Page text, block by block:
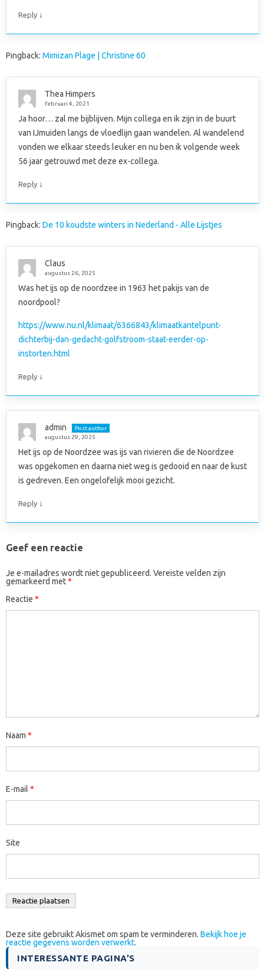
Reply ↓
Pingback: Mimizan Plage | Christine 60
Thea Himpers
februari 4, 2021
Ja hoor… zal me bijblijven. Mijn collega en ik zijn in de buurt
van IJmuiden langs de vloedlijn gaan wandelen. Al wandelend
vonden we elkaar steeds leuker en nu ben ik volgende week
56 jaar getrouwd met deze ex-collega.
Reply ↓
Pingback: De 10 koudste winters in Nederland - Alle Lijstjes
Claus
augustus 26, 2025
Was het ijs op de noordzee in 1963 het pakijs van de
noordpool?
https://www.nu.nl/klimaat/6366843/klimaatkantelpunt-
dichterbij-dan-gedacht-golfstroom-staat-eerder-op-
instorten.html
Reply ↓
admin
Post author
augustus 29, 2025
Het ijs op de Noordzee was ijs van rivieren die de Noordzee
was opgekomen en daarna niet weg is gedooid en naar de kust
is gedreven. Een ongelofelijk mooi gezicht.
Reply ↓
Geef een reactie
Je e-mailadres wordt niet gepubliceerd. Vereiste velden zijn
gemarkeerd met*
Reactie *
Naam *
E-mail *
Site
Deze site gebruikt Akismet om spam te verminderen. Bekijk hoe je
reactie gegevens worden verwerkt.
INTERESSANTE PAGINA’S